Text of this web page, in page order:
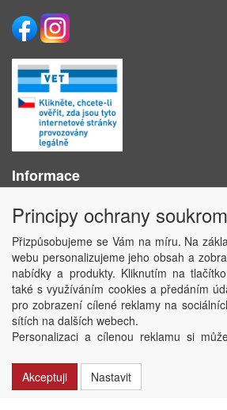
Informace
Obchodní podmínky
Ochrana osobních údajů
Kontakt
Losování účtenek
Aktuality
Nastavení soukromí
Copyright © ABRA Software
Principy ochrany
Přizpůsobujeme se Vám na míru. Na
webu personalizujeme jeho obsah a
nabídky a produkty. Kliknutím na
také s využíváním cookies a předáním
pro zobrazení cílené reklamy na
sítích na dalších webech.
Personalizaci a cílenou reklamu si
Akceptuji
Nastavit